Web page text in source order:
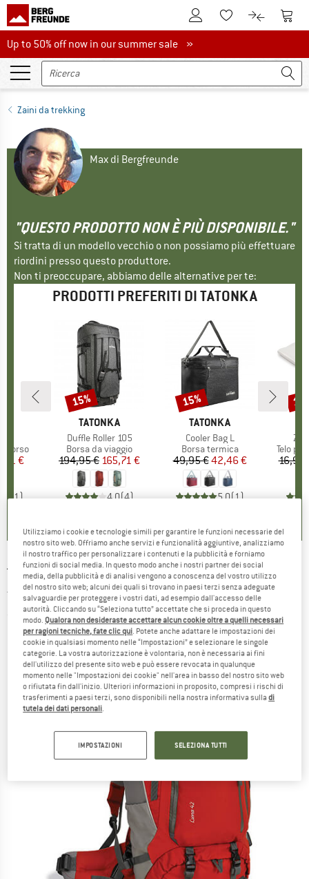
Al conto clienteAlla lista
Al Al
Up to 50% off now in our summer sale
Up to 50% off now in our summer sale »
Zaini da trekking
Max di Bergfreunde
"QUESTO PRODOTTO NON È PIÙ DISPONIBILE."
Si tratta di un modello vecchio o non possiamo più effettuare
riordini presso questo produttore.
Non ti preoccupare, abbiamo delle alternative per te:
PRODOTTI PREFERITI DI TATONKA
ridotto
€
(1 )
MARCHIO
TATONKA
Articolo
Duffle Roller 105
Gruppo di prodotti
Borsa da viaggio
Prezzo
194,95 €Prezzo ridotto
165,71 €
4,0(4)
Sconto
15%
MARCHIO
TATONKA
Articolo
Cooler Bag L
Gruppo di prodotti
Borsa termica
Prezzo
49,95 €Prezzo ridotto
42,46 €
5,0(1 )
Sconto
15%
Telo
16,95
TATONKA -Women's Luna 42 - Zaino da
trekking
(0)
Utilizziamo i cookie e tecnologie simili per garantire le funzioni necessarie del
nostro sito web. Offriamo anche servizi e funzionalità aggiuntive, analizziamo
il nostro traffico per personalizzare i contenuti e la pubblicità e forniamo
funzioni di social media. In questo modo anche i nostri partner dei social
media, della pubblicità e di analisi vengono a conoscenza del vostro utilizzo
del nostro sito web; alcuni dei quali si trovano in paesi terzi senza adeguate
salvaguardie per proteggere i vostri dati, ad esempio dall'accesso delle
autorità. Cliccando su “Seleziona tutto” accettate che si proceda in questo
modo. Qualora non desideraste accettare alcun cookie oltre a quelli necessari
per ragioni tecniche, fate clic qui . Potete anche adattare le impostazioni dei
cookie in qualsiasi momento nelle “Impostazioni” e selezionare le singole
categorie. La vostra autorizzazione è volontaria, non è necessaria ai fini
dell'utilizzo del presente sito web e può essere revocata in qualunque
momento nelle "Impostazioni dei cookie" nell'area in basso del nostro sito web
o rifiutata fin dall'inizio. Ulteriori informazioni in proposito, compresi i rischi di
trasferimenti a paesi terzi, sono disponibili nella nostra informativa sulladi
tutela dei dati personali
IMPOSTAZIONI SELEZIONA TUTTI